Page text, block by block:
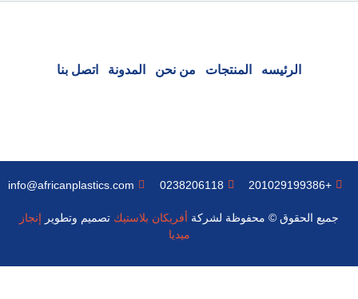
الرئيسه المنتجات من نحن المدونة اتصل بنا
جميع الحقوق © محفوظة لشركة أفريكان بلاستيك تصميم وتطوير إنجاز
ميديا
+201029199386
0238206118
info@africanplastics.com